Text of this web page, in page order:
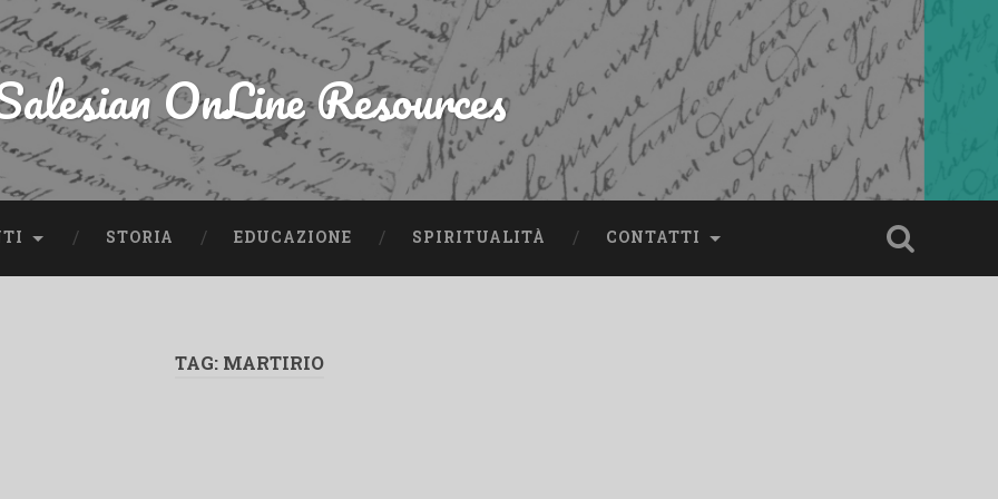
OnLine Resources
STORIA EDUCAZIONE SPIRITUALITÀ CONTATTI
TAG: MARTIRIO